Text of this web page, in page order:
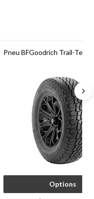
Pneu BFGoodrich Trail-
Options